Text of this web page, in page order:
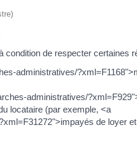
condition de respecter certaines
administratives/
administratives/
locataire (par exemple, <a
de loyer